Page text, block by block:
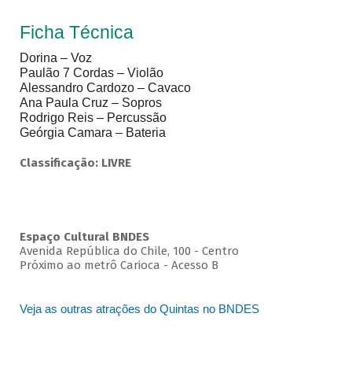
Ficha Técnica
Dorina – Voz
Paulão 7 Cordas – Violão
Alessandro Cardozo – Cavaco
Ana Paula Cruz – Sopros
Rodrigo Reis – Percussão
Geórgia Camara – Bateria
Classificação: LIVRE
Espaço Cultural BNDES
Avenida República do Chile, 100 - Centro
Próximo ao metrô Carioca - Acesso B
Veja as outras atrações do Quintas no BNDES